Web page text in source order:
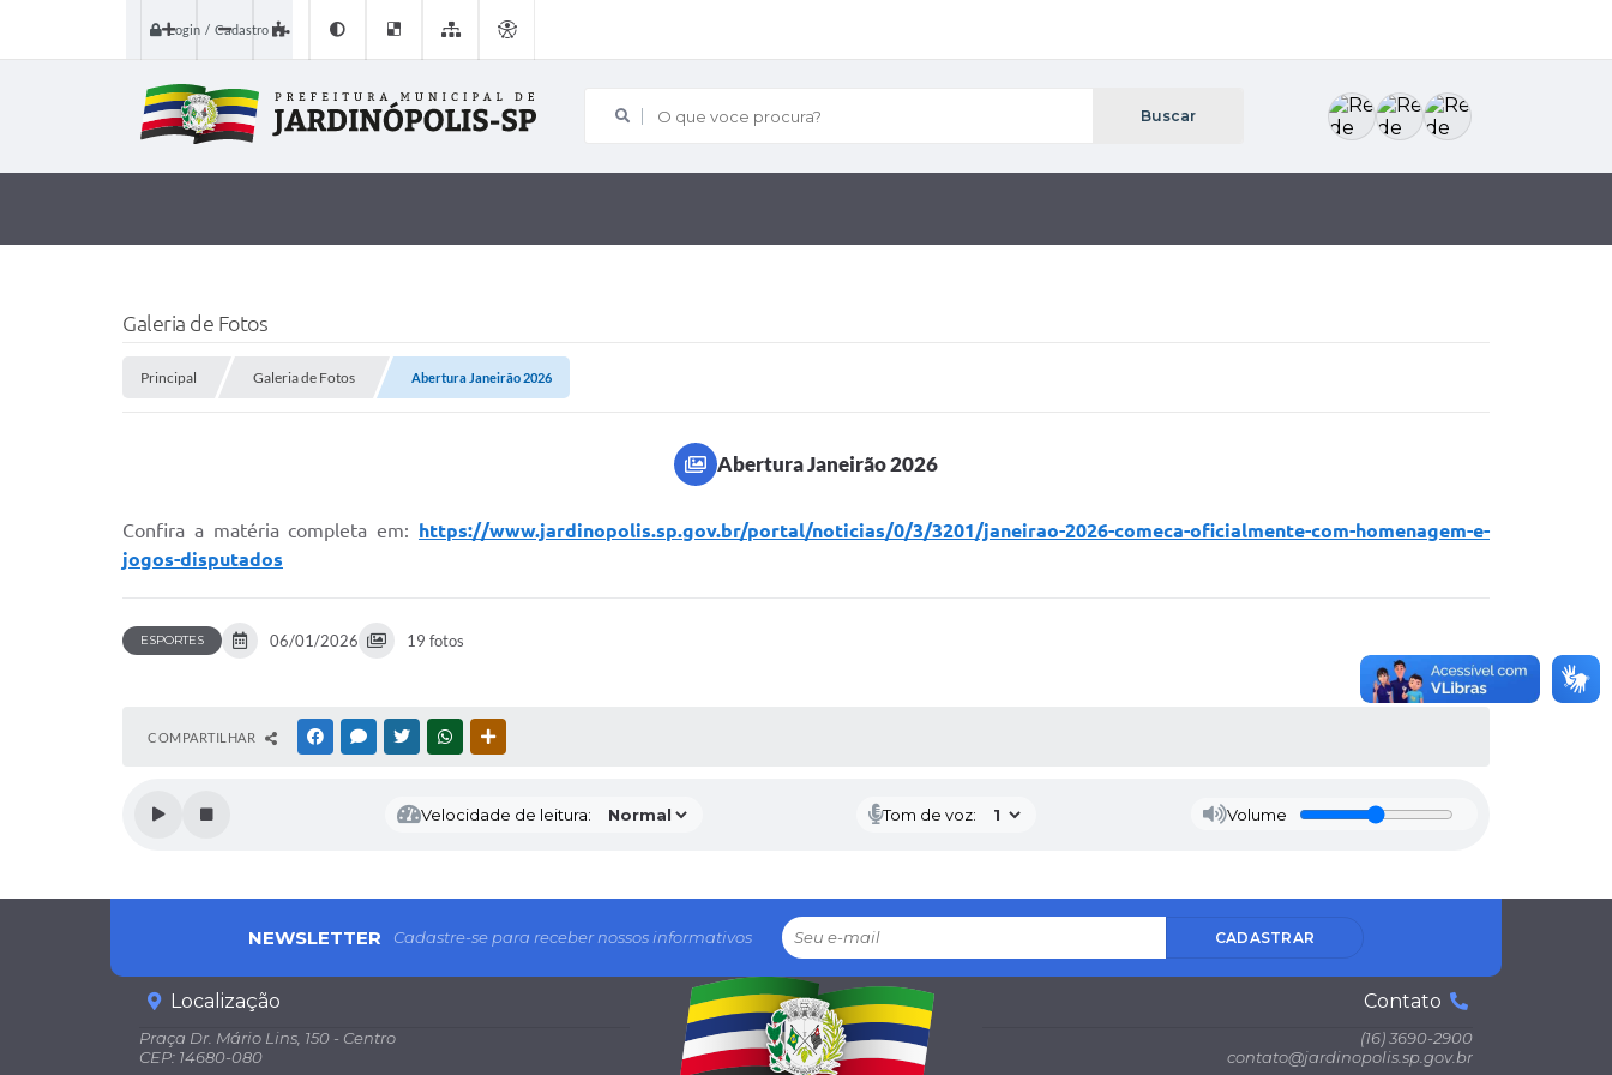
Login / Cadastro
O que voce procura?
Galeria de Fotos
Principal Galeria de Fotos Abertura Janeirão 2026
Abertura Janeirão 2026
Confira a matéria completa em: https://www.jardinopolis.sp.gov.br/portal/noticias/0/3/3201/janeirao-2026-comeca-oficialmente-com-homenagem-e-
jogos-disputados
ESPORTES 06/01/2026 19 fotos
COMPARTILHAR FACEBOOKMESSENGER
TWITTERWHATSAPP
Velocidade de leitura: Tom de voz: Volume
NEWSLETTER Cadastre-se para receber nossos informativos CADASTRAR
Localização
Praça Dr. Mário Lins, 150 - Centro
CEP: 14680-080
Contato
(16) 3690-2900
contato@jardinopolis.sp.gov.br